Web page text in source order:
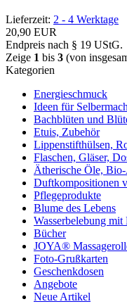
Lieferzeit: 2 - 4 Werktage
20,90 EUR
Endpreis nach § 19 UStG.
Zeige 1 bis 3 (von
Kategorien
Energieschmuck
Ideen für
Bachblüten und
Etuis, Zubehör
Lippenstifthülsen,
Flaschen, Gläser,
Ätherische Öle,
Duftkompositionen
Pflegeprodukte
Blume des Lebens
Wasserbelebung mit
Bücher
JOYA®
Foto-Grußkarten
Geschenkdosen
Angebote
Neue Artikel